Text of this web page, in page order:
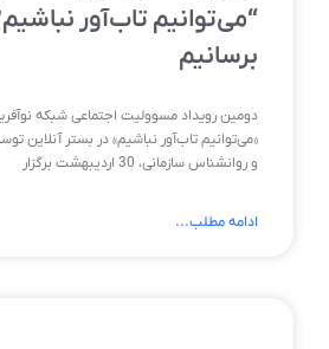
“می‌توانیم تاب‌آور
برسانیم
دومین رویداد مسوولیت اجتماعی شبکه
«می‌‌توانیم تاب‌آور نباشیم» در بستر آنلاین
و روانشناس سازمانی، 30 اردیبهشت برگزار
ادامه مطلب...